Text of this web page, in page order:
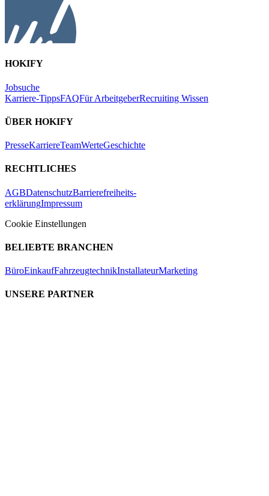
HOKIFY
Jobsuche
Karriere-TippsFAQFür ArbeitgeberRecruiting Wissen
ÜBER HOKIFY
PresseKarriereTeamWerteGeschichte
RECHTLICHES
AGBDatenschutzBarrierefreiheits-
erklärungImpressum
Cookie Einstellungen
BELIEBTE BRANCHEN
BüroEinkaufFahrzeugtechnikInstallateurMarketing
UNSERE PARTNER